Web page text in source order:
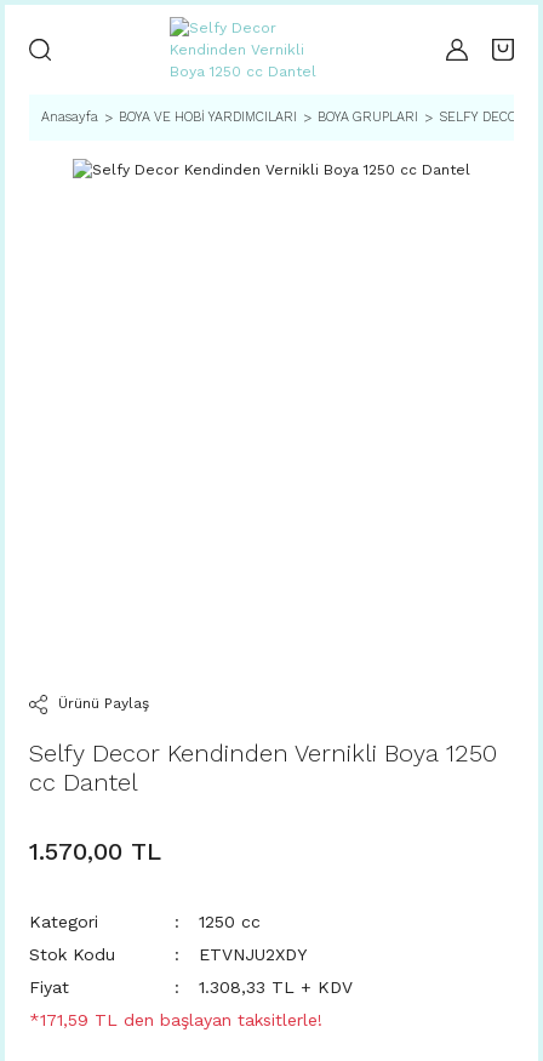
Anasayfa BOYA VE HOBİ YARDIMCILARI BOYA GRUPLARI SELFY DECOR
Ürünü Paylaş
Selfy Decor Kendinden Vernikli Boya 1250
cc Dantel
1.570,00 TL
Kategori
1250 cc
Stok Kodu
ETVNJU2XDY
Fiyat
1.308,33 TL + KDV
*171,59 TL den başlayan taksitlerle!